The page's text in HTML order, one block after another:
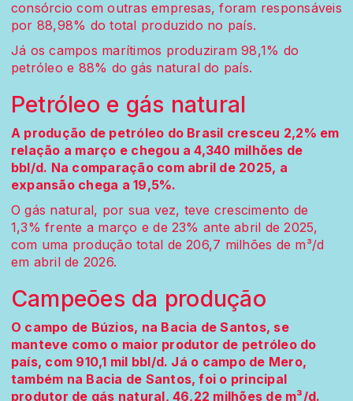
consórcio com outras empresas, foram responsáveis
por 88,98% do total produzido no país.
Já os campos marítimos produziram 98,1% do
petróleo e 88% do gás natural do país.
Petróleo e gás natural
A produção de petróleo do Brasil cresceu 2,2% em
relação a março e chegou a 4,340 milhões de
bbl/d. Na comparação com abril de 2025, a
expansão chega a 19,5%.
O gás natural, por sua vez, teve crescimento de
1,3% frente a março e de 23% ante abril de 2025,
com uma produção total de 206,7 milhões de m³/d
em abril de 2026.
Campeões da produção
O campo de Búzios, na Bacia de Santos, se
manteve como o maior produtor de petróleo do
país, com 910,1 mil bbl/d. Já o campo de Mero,
também na Bacia de Santos, foi o principal
produtor de gás natural, 46,22 milhões de m³/d.